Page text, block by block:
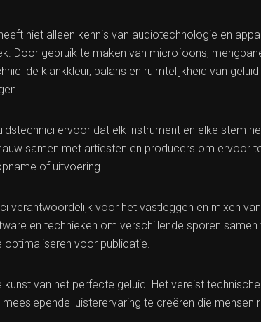
niet alleen kennis van audiotechnologie en
Door gebruik te maken van microfoons,
de klankkleur, balans en ruimtelijkheid van
ervoor dat elk instrument en elke stem
samen met artiesten en producers om ervoor
of uitvoering.
verantwoordelijk voor het vastleggen en mixen
en technieken om verschillende sporen
voor publicatie.
van het perfecte geluid. Het vereist
luisterervaring te creëren die mensen